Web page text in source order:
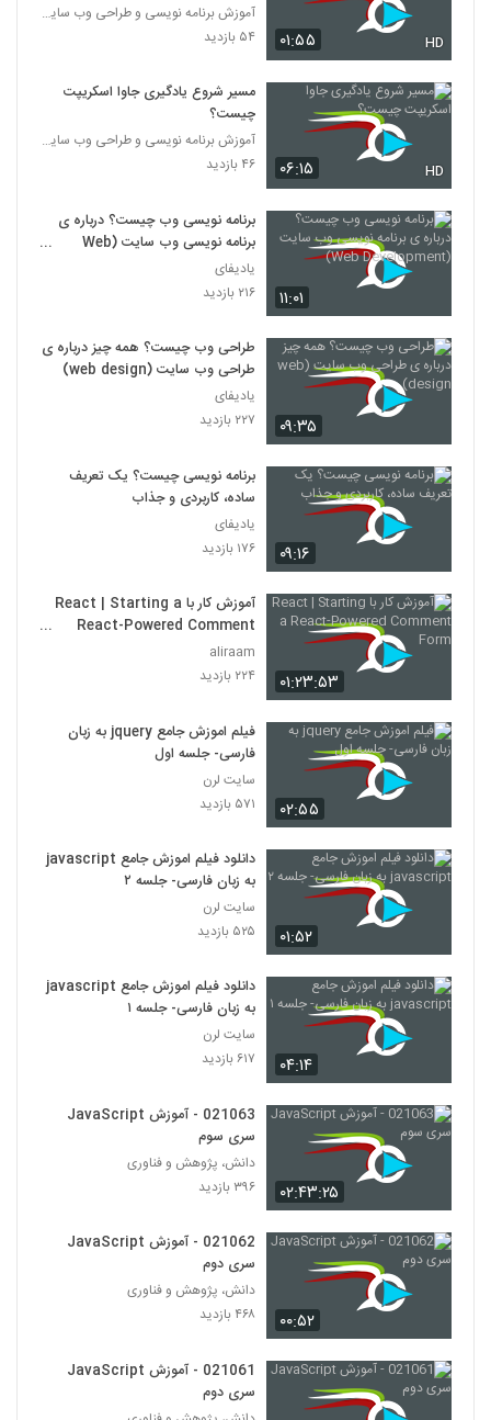
021038 - آموزش JavaScript سری دوم
۴۱۸ بازدید
021039 - آموزش JavaScript سری دوم
40
021040 - آموزش JavaScript سری دوم
۳۶۵ بازدید
021041 - آموزش JavaScript سری دوم
021042 - آموزش JavaScript سری دوم
021043 - آموزش JavaScript سری دوم
44
021044 - آموزش JavaScript سری دوم
021045 - آموزش JavaScript سری دوم
۴۲۸ بازدید
021046 - آموزش JavaScript سری دوم
47
021047 - آموزش JavaScript سری دوم
۴۱۶ بازدید
021048 - آموزش JavaScript سری دوم
۴۰۸ بازدید
021049 - آموزش JavaScript سری دوم
50
021050 - آموزش JavaScript سری دوم
۴۱۶ بازدید
021051 - آموزش JavaScript سری دوم
۳۷۲ بازدید
021052 - آموزش JavaScript سری دوم
53
۳۷۹ بازدید
۰۱:۵۵ HD
آموزش برنامه نویسی و طراحی وب سایت
۵۴ بازدید
۰۶:۱۵ HD
مسیر شروع یادگیری جاوا اسکریپت
چیست؟
آموزش برنامه نویسی و طراحی وب سایت
۴۶ بازدید
۱۱:۰۱
برنامه نویسی وب چیست؟ درباره ی
برنامه نویسی وب سایت (Web
Development)
یادیفای
۲۱۶ بازدید
۰۹:۳۵
طراحی وب چیست؟ همه چیز درباره ی
طراحی وب سایت (web design)
یادیفای
۲۲۷ بازدید
۰۹:۱۶
برنامه نویسی چیست؟ یک تعریف
ساده، کاربردی و جذاب
یادیفای
۱۷۶ بازدید
۰۱:۲۳:۵۳
آموزش کار با React | Starting a
React-Powered Comment
Form
aliraam
۲۲۴ بازدید
۰۲:۵۵
فیلم اموزش جامع jquery به زبان
فارسی- جلسه اول
سایت لرن
۵۷۱ بازدید
۰۱:۵۲
دانلود فیلم اموزش جامع javascript
به زبان فارسی- جلسه ۲
سایت لرن
۵۲۵ بازدید
۰۴:۱۴
دانلود فیلم اموزش جامع javascript
به زبان فارسی- جلسه ۱
سایت لرن
۶۱۷ بازدید
۰۲:۴۳:۲۵
021063 - آموزش JavaScript
سری سوم
دانش، پژوهش و فناوری
۳۹۶ بازدید
۰۰:۵۲
021062 - آموزش JavaScript
سری دوم
دانش، پژوهش و فناوری
۴۶۸ بازدید
021061 - آموزش JavaScript
سری دوم